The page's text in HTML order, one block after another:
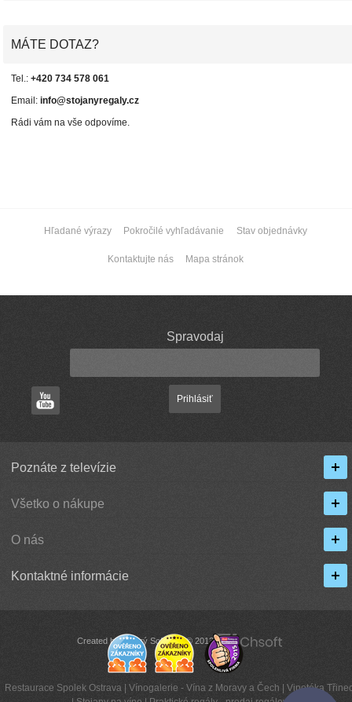
MÁTE DOTAZ?
Tel.:+420 734 578 061
Email:info@stojanyregaly.cz
Rádi vám na vše odpovíme.
Hľadané výrazy Pokročilé vyhľadávanie Stav objednávky
Kontaktujte nás Mapa stránok
Spravodaj
Prihlásiť
Poznáte z televízie
Všetko o nákupe
O nás
Kontaktné informácie
Created by Chytrý Software © 2013
Restaurace Spolek Ostrava |Vínogalerie - Vína z Moravy a Čech |Vinotéka